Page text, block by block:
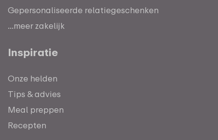
Gepersonaliseerde relatiegeschenken
...meer zakelijk
Inspiratie
Onze helden
Tips & advies
Meal preppen
Recepten